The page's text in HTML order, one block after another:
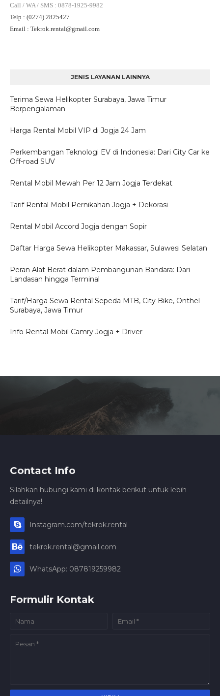
Call / WA / SMS : 0878-1925-9982
Telp : (0274) 2825427
Email : Tekrok.rental@gmail.com
JENIS LAYANAN LAINNYA
Terima Sewa Helikopter Surabaya, Jawa Timur
Berpengalaman
Harga Rental Mobil VIP di Jogja 24 Jam
Perkembangan Teknologi EV di Indonesia: Dari City Car ke
Off-road SUV
Rental Mobil Mewah Per 12 Jam Jogja Terdekat
Tarif Rental Mobil Pernikahan Jogja + Dekorasi
Rental Mobil Accord Jogja dengan Sopir
Daftar Harga Sewa Helikopter Makassar, Sulawesi Selatan
Peran Alat Berat dalam Pembangunan Bandara: Dari
Landasan hingga Terminal
Tarif/Harga Sewa Rental Sepeda MTB, City Bike, Onthel
Surabaya, Jawa Timur
Info Rental Mobil Camry Jogja + Driver
Contact Info
Silahkan hubungi kami di kontak berikut untuk lebih
detailnya!
Instagram.com/tekrok.rental
tekrok.rental@gmail.com
WhatsApp: 087819259982
Formulir Kontak